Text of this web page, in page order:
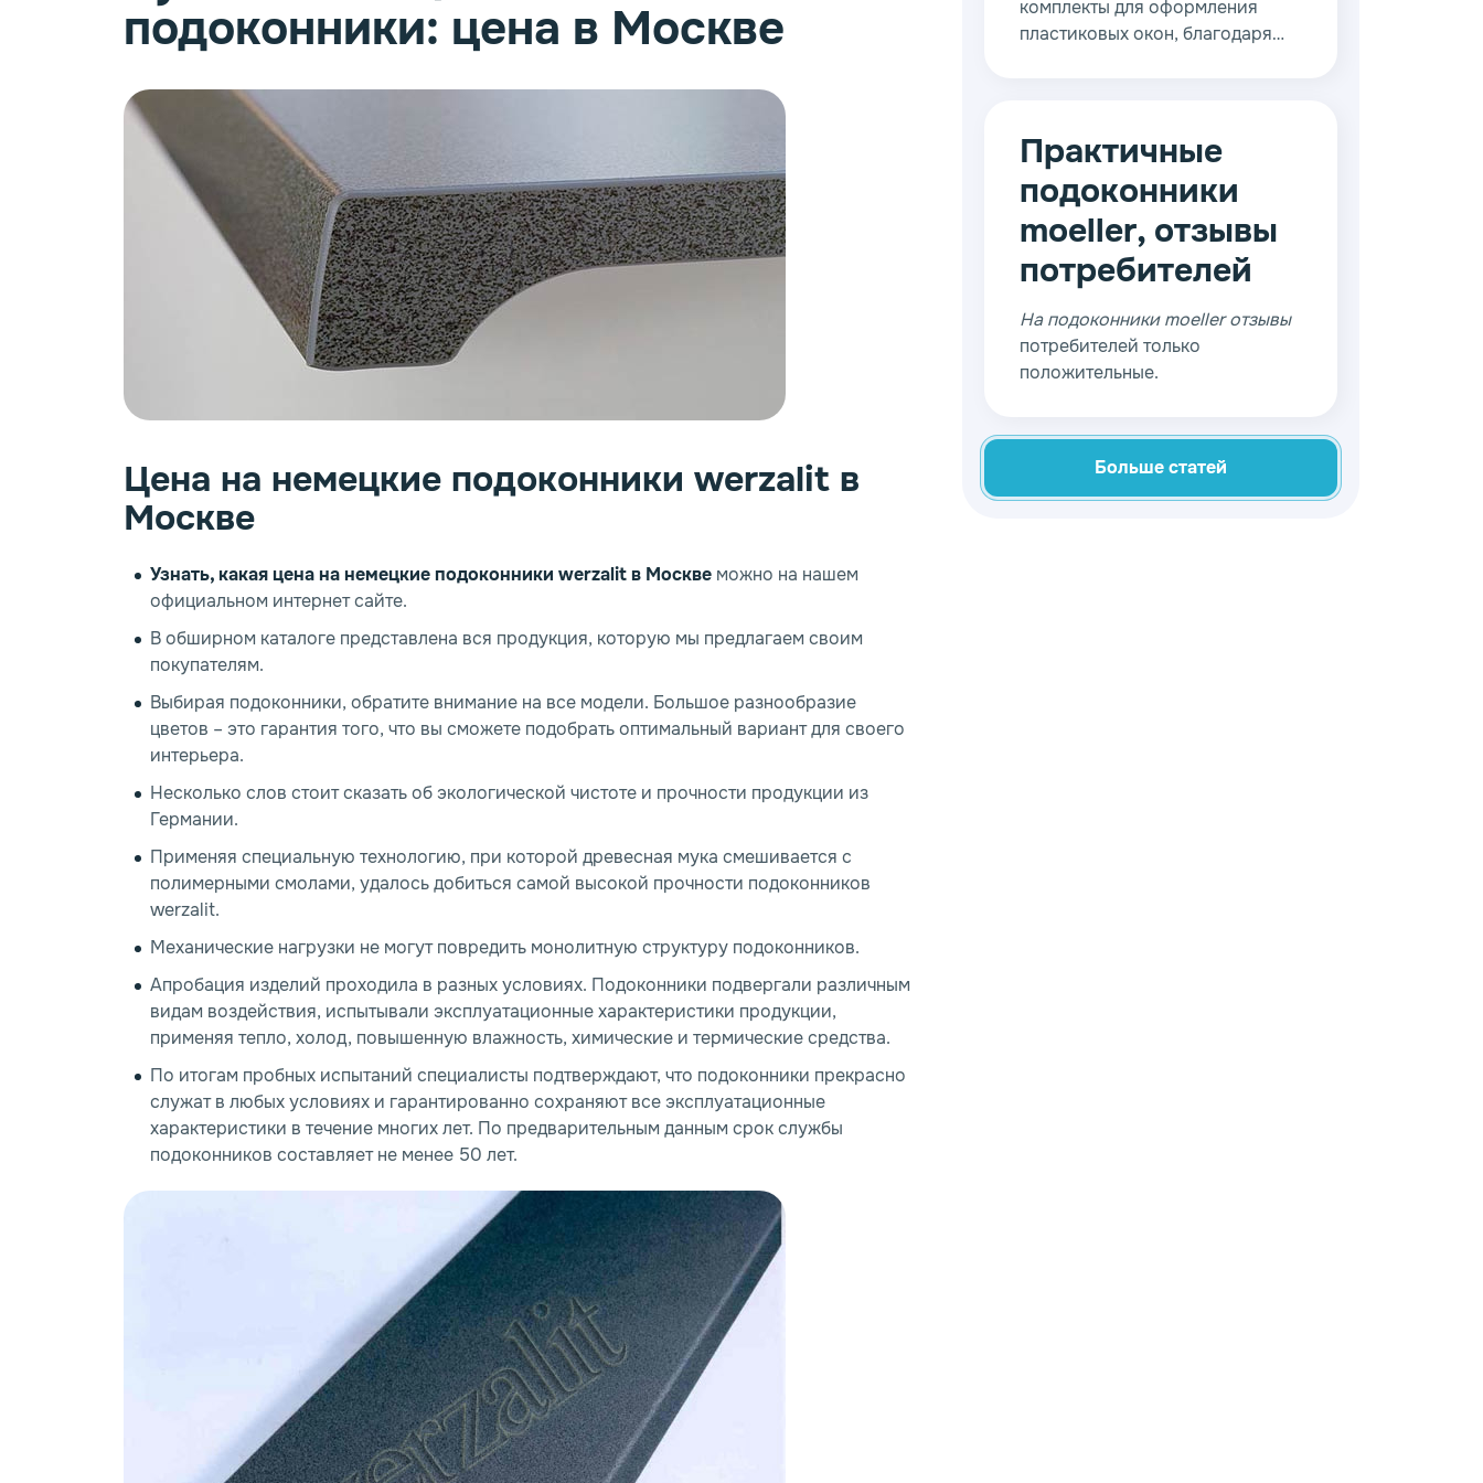
подоконники: цена в Москве
Цена на немецкие подоконники werzalit в
Москве
Узнать, какая цена на немецкие подоконники werzalit в Москве можно на нашем
официальном интернет сайте.
В обширном каталоге представлена вся продукция, которую мы предлагаем своим
покупателям.
Выбирая подоконники, обратите внимание на все модели. Большое разнообразие
цветов – это гарантия того, что вы сможете подобрать оптимальный вариант для своего
интерьера.
Несколько слов стоит сказать об экологической чистоте и прочности продукции из
Германии.
Применяя специальную технологию, при которой древесная мука смешивается с
полимерными смолами, удалось добиться самой высокой прочности подоконников
werzalit.
Механические нагрузки не могут повредить монолитную структуру подоконников.
Апробация изделий проходила в разных условиях. Подоконники подвергали различным
видам воздействия, испытывали эксплуатационные характеристики продукции,
применяя тепло, холод, повышенную влажность, химические и термические средства.
По итогам пробных испытаний специалисты подтверждают, что подоконники прекрасно
служат в любых условиях и гарантированно сохраняют все эксплуатационные
характеристики в течение многих лет. По предварительным данным срок службы
подоконников составляет не менее 50 лет.
комплекты для оформления
пластиковых окон, благодаря
обратиться к специалистам, и
они помогут выбрать нужные
материалы среди всего
многообразия.
Практичные
подоконники
moeller, отзывы
потребителей
На подоконники moeller отзывы
потребителей только
положительные.
Больше статей
*
Номер телефона*
*
Номер телефона*